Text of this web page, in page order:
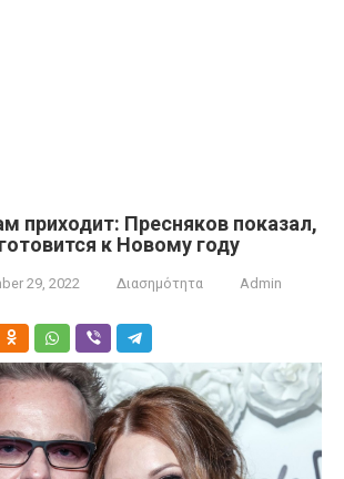
приходит: Пресняков показал,
к Новому году
29, 2022 Διασημότητα
Admin